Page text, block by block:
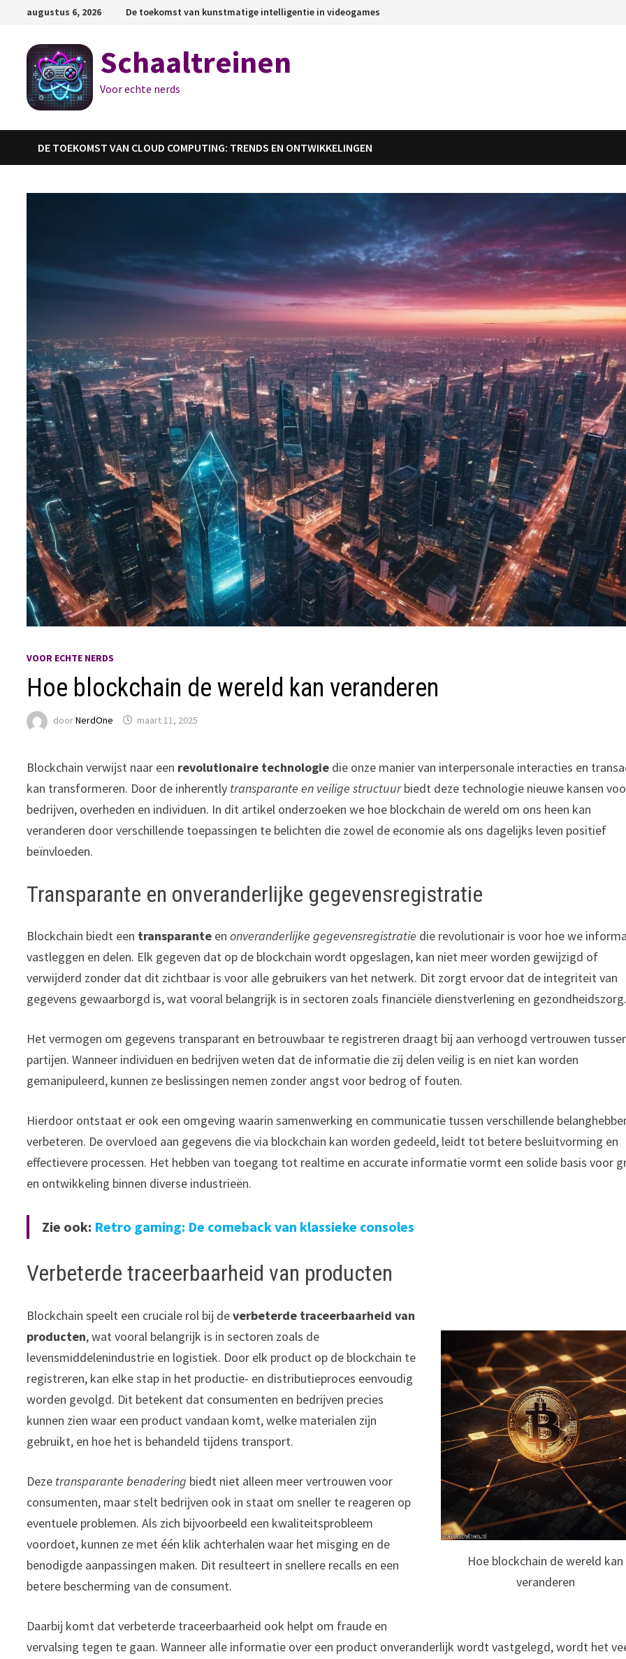
inhoud
augustus 6, 2026 De toekomst van kunstmatige intelligentie in videogames
Schaaltreinen
Voor echte nerds
DE TOEKOMST VAN CLOUD COMPUTING: TRENDS EN ONTWIKKELINGEN
VOOR ECHTE NERDS
Hoe blockchain de wereld kan veranderen
doorNerdOne maart 11, 2025
Blockchain verwijst naar een revolutionaire technologie die onze manier van interpersonale interacties en
kan transformeren. Door de inherently transparante en veilige structuurbiedt deze technologie nieuwe kansen
bedrijven, overheden en individuen. In dit artikel onderzoeken we hoe blockchain de wereld om ons heen kan
veranderen door verschillende toepassingen te belichten die zowel de economie als ons dagelijks leven positief
beïnvloeden.
Transparante en onveranderlijke gegevensregistratie
Blockchain biedt een transparante enonveranderlijke gegevensregistratie die revolutionair is voor hoe we
vastleggen en delen. Elk gegeven dat op de blockchain wordt opgeslagen, kan niet meer worden gewijzigd of
verwijderd zonder dat dit zichtbaar is voor alle gebruikers van het netwerk. Dit zorgt ervoor dat de integriteit van
gegevens gewaarborgd is, wat vooral belangrijk is in sectoren zoals financiële dienstverlening en gezondheidszorg.
Het vermogen om gegevens transparant en betrouwbaar te registreren draagt bij aan verhoogd vertrouwen
partijen. Wanneer individuen en bedrijven weten dat de informatie die zij delen veilig is en niet kan worden
gemanipuleerd, kunnen ze beslissingen nemen zonder angst voor bedrog of fouten.
Hierdoor ontstaat er ook een omgeving waarin samenwerking en communicatie tussen verschillende
verbeteren. De overvloed aan gegevens die via blockchain kan worden gedeeld, leidt tot betere besluitvorming en
effectievere processen. Het hebben van toegang tot realtime en accurate informatie vormt een solide basis voor
en ontwikkeling binnen diverse industrieën.
Zie ook: Retro gaming: De comeback van klassieke consoles
Verbeterde traceerbaarheid van producten
Hoe blockchain de wereld kan
veranderen
Blockchain speelt een cruciale rol bij deverbeterde traceerbaarheid van
producten, wat vooral belangrijk is in sectoren zoals de
levensmiddelenindustrie en logistiek. Door elk product op de blockchain te
registreren, kan elke stap in het productie- en distributieproces eenvoudig
worden gevolgd. Dit betekent dat consumenten en bedrijven precies
kunnen zien waar een product vandaan komt, welke materialen zijn
gebruikt, en hoe het is behandeld tijdens transport.
Deze transparante benadering biedt niet alleen meer vertrouwen voor
consumenten, maar stelt bedrijven ook in staat om sneller te reageren op
eventuele problemen. Als zich bijvoorbeeld een kwaliteitsprobleem
voordoet, kunnen ze met één klik achterhalen waar het misging en de
benodigde aanpassingen maken. Dit resulteert in snellere recalls en een
betere bescherming van de consument.
Daarbij komt dat verbeterde traceerbaarheid ook helpt om fraude en
vervalsing tegen te gaan. Wanneer alle informatie over een product onveranderlijk wordt vastgelegd, wordt het